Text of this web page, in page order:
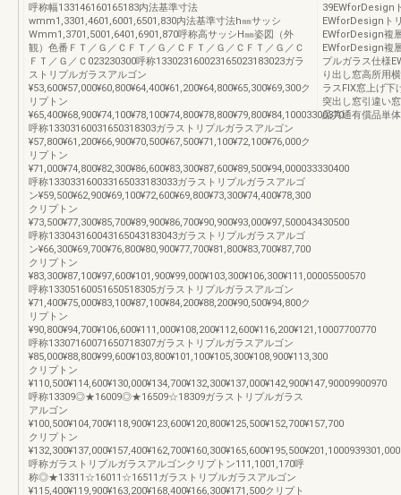
呼称幅133146160165183内法基準寸法
wmm1,3301,4601,6001,6501,830内法基準寸法h㎜サッシ
Wmm1,3701,5001,6401,6901,870呼称高サッシH㎜姿図（外
観）色番ＦＴ／Ｇ／ＣＦＴ／Ｇ／ＣＦＴ／Ｇ／ＣＦＴ／Ｇ／Ｃ
ＦＴ／Ｇ／Ｃ023230300呼称133023160023165023183023ガラ
ストリプルガラスアルゴン
¥53,600¥57,000¥60,800¥64,400¥61,200¥64,800¥65,300¥69,300ク
リプトン
¥65,400¥68,900¥74,100¥78,100¥74,800¥78,800¥79,800¥84,10003300370
呼称13303160031650318303ガラストリプルガラスアルゴン
¥57,800¥61,200¥66,900¥70,500¥67,500¥71,100¥72,100¥76,000ク
リプトン
¥71,000¥74,800¥82,300¥86,600¥83,300¥87,600¥89,500¥94,000033330400
呼称133033160033165033183033ガラストリプルガラスアルゴ
ン¥59,500¥62,900¥69,100¥72,600¥69,800¥73,300¥74,400¥78,300
クリプトン
¥73,500¥77,300¥85,700¥89,900¥86,700¥90,900¥93,000¥97,500043430500
呼称133043160043165043183043ガラストリプルガラスアルゴ
ン¥66,300¥69,700¥76,800¥80,900¥77,700¥81,800¥83,700¥87,700
クリプトン
¥83,300¥87,100¥97,600¥101,900¥99,000¥103,300¥106,300¥111,00005500570
呼称13305160051650518305ガラストリプルガラスアルゴン
¥71,400¥75,000¥83,100¥87,100¥84,200¥88,200¥90,500¥94,800ク
リプトン
¥90,800¥94,700¥106,600¥111,000¥108,200¥112,600¥116,200¥121,10007700770
呼称13307160071650718307ガラストリプルガラスアルゴン
¥85,000¥88,800¥99,600¥103,800¥101,100¥105,300¥108,900¥113,300
クリプトン
¥110,500¥114,600¥130,000¥134,700¥132,300¥137,000¥142,900¥147,90009900970
呼称13309◎★16009◎★16509☆18309ガラストリプルガラス
アルゴン
¥100,500¥104,700¥118,900¥123,600¥120,800¥125,500¥152,700¥157,700
クリプトン
¥132,300¥137,000¥157,400¥162,700¥160,300¥165,600¥195,500¥201,1000939301,000
呼称ガラストリプルガラスアルゴンクリプトン111,1001,170呼
称◎★13311☆16011☆16511ガラストリプルガラスアルゴン
¥115,400¥119,900¥163,200¥168,400¥166,300¥171,500クリプト
39EWforDesign
EWforDesignト
EWforDesign複
EWforDesign複
プルガラス仕様
り出し窓高所用
ラスFIX窓上げ下
突出し窓引違い
品共通有償品単